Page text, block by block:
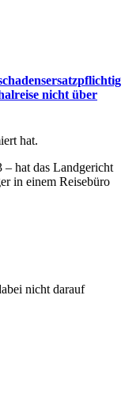
nicht über
hat.
hat das Landgericht
in einem Reisebüro
nicht darauf